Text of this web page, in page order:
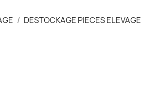
DESTOCKAGE PIECES ELEVAGE